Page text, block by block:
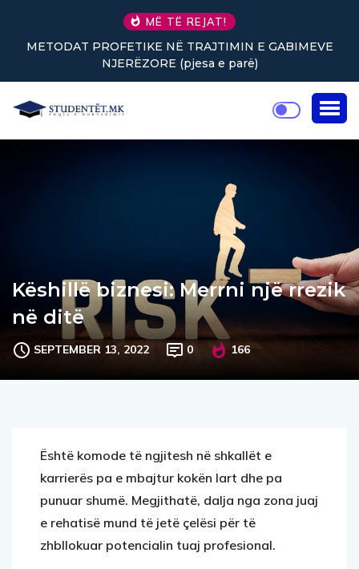
MË TË REJAT!
METODAT PROFETIKE NË TRAJTIMIN E GABIMEVE
NJERËZORE (pjesa e parë)
Këshillë biznesi: Merrni një rrezik
në ditë
SEPTEMBER 13, 2022 0 166
Është komode të ngjitesh në shkallët e
karrierës pa e mbajtur kokën lart dhe pa
punuar shumë. Megjithatë, dalja nga zona juaj
e rehatisë mund të jetë çelësi për të
zhbllokuar potencialin tuaj profesional.